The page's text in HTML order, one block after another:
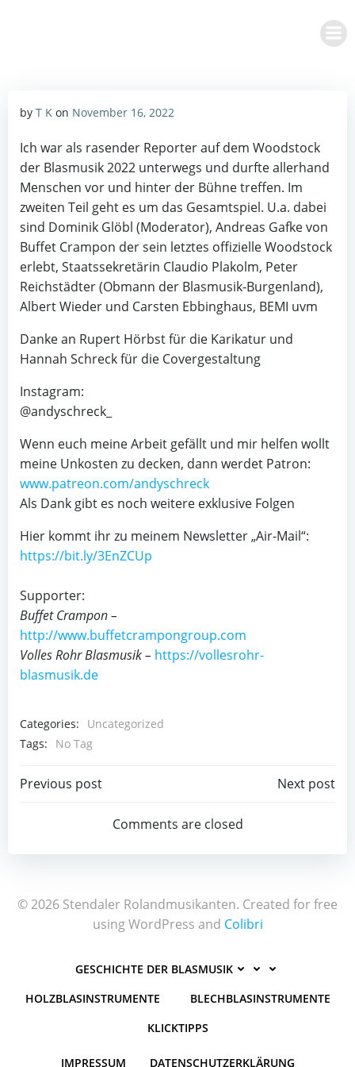
by T K on November 16, 2022
Ich war als rasender Reporter auf dem Woodstock
der Blasmusik 2022 unterwegs und durfte allerhand
Menschen vor und hinter der Bühne treffen. Im
zweiten Teil geht es um das Gesamtspiel. U.a. dabei
sind Dominik Glöbl (Moderator), Andreas Gafke von
Buffet Crampon der sein letztes offizielle Woodstock
erlebt, Staatssekretärin Claudio Plakolm, Peter
Reichstädter (Obmann der Blasmusik-Burgenland),
Albert Wieder und Carsten Ebbinghaus, BEMI uvm
Danke an Rupert Hörbst für die Karikatur und
Hannah Schreck für die Covergestaltung
Instagram:
@andyschreck_
Wenn euch meine Arbeit gefällt und mir helfen wollt
meine Unkosten zu decken, dann werdet Patron:
www.patreon.com/andyschreck
Als Dank gibt es noch weitere exklusive Folgen
Hier kommt ihr zu meinem Newsletter „Air-Mail“:
https://bit.ly/3EnZCUp
Supporter:
Buffet Crampon –
http://www.buffetcrampongroup.com
Volles Rohr Blasmusik – https://vollesrohr-
blasmusik.de
Categories:
Uncategorized
Tags:
No Tag
Post
navigation
Previous post
navigation
Next post
Comments are closed
© 2026 Stendaler Rolandmusikanten. Created for free
using WordPress and Colibri
GESCHICHTE DER BLASMUSIK
HOLZBLASINSTRUMENTE
BLECHBLASINSTRUMENTE
KLICKTIPPS
IMPRESSUM DATENSCHUTZERKLÄRUNG